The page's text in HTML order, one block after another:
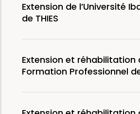
Extension de l’Université
de THIES
Extension et réhabilitation
Formation Professionnel